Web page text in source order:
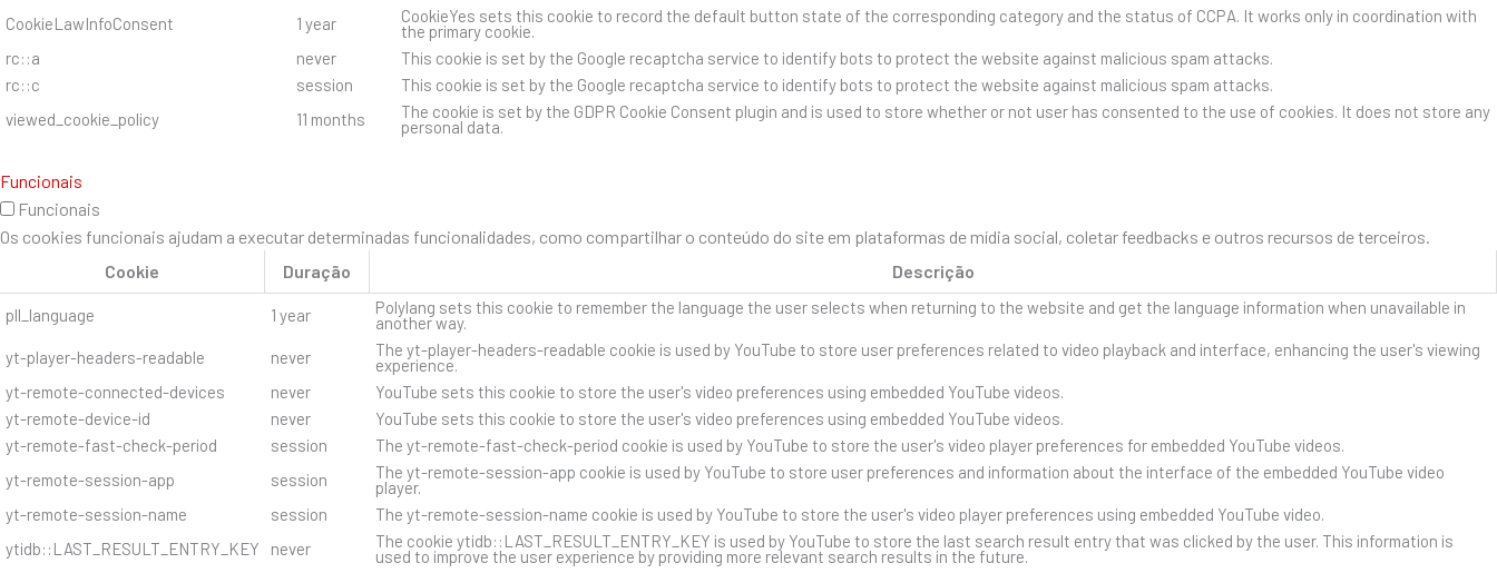
CookieLawInfoConsent
1 year CookieYes sets this cookie to record the default button state of the corresponding category and the status of CCPA. It works only in coordination with
the primary cookie.
rc::a
never
This cookie is set by the Google recaptcha service to identify bots to protect the website against malicious spam attacks.
rc::c
session
This cookie is set by the Google recaptcha service to identify bots to protect the website against malicious spam attacks.
viewed_cookie_policy
11 months The cookie is set by the GDPR Cookie Consent plugin and is used to store whether or not user has consented to the use of cookies. It does not store any
personal data.
Funcionais
Funcionais
Os cookies funcionais ajudam a executar determinadas funcionalidades, como compartilhar o conteúdo do site em plataformas de mídia social, coletar feedbacks e outros recursos de terceiros.
Cookie
Duração Descrição
pll_language 1 year Polylang sets this cookie to remember the language the user selects when returning to the website and get the language information when unavailable in
another way.
yt-player-headers-readable
never The yt-player-headers-readable cookie is used by YouTube to store user preferences related to video playback and interface, enhancing the user's viewing
experience.
yt-remote-connected-devices
never
YouTube sets this cookie to store the user's video preferences using embedded YouTube videos.
yt-remote-device-id
never
YouTube sets this cookie to store the user's video preferences using embedded YouTube videos.
yt-remote-fast-check-period
session
The yt-remote-fast-check-period cookie is used by YouTube to store the user's video player preferences for embedded YouTube videos.
yt-remote-session-app
session The yt-remote-session-app cookie is used by YouTube to store user preferences and information about the interface of the embedded YouTube video
player.
yt-remote-session-name
session
The yt-remote-session-name cookie is used by YouTube to store the user's video player preferences using embedded YouTube video.
ytidb::LAST_RESULT_ENTRY_KEY
never The cookie ytidb::LAST_RESULT_ENTRY_KEY is used by YouTube to store the last search result entry that was clicked by the user. This information is
used to improve the user experience by providing more relevant search results in the future.